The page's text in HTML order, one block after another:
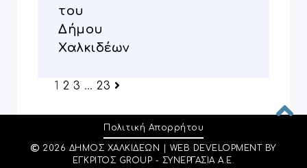
του
Δήμου
Χαλκιδέων
1 2 3 … 23
Πολιτική Απορρήτου
2026 ΔΉΜΟΣ ΧΑΛΚΙΔΈΩΝ | WEB DEVELOPMENT BY
ΕΓΚΡΙΤΟΣ GROUP - ΣΥΝΕΡΓΑΣΙΑ Α.Ε.